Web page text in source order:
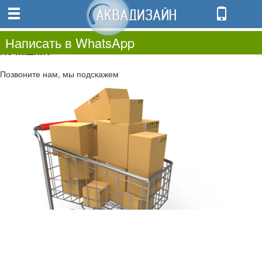
0.00
0
Не нашли?
Позвоните нам, мы подскажем
Написать в WhatsApp